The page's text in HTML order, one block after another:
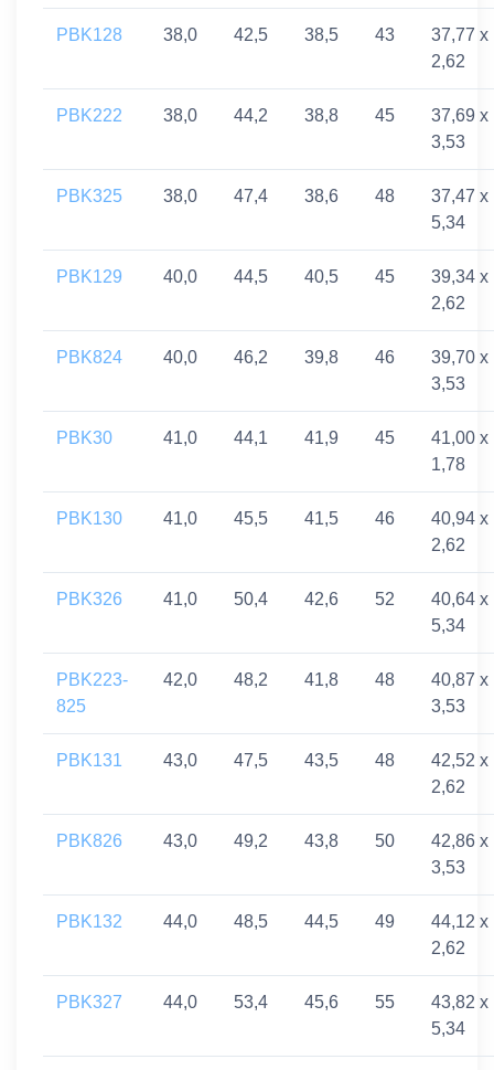
PBK128 38,0 42,5 38,5 43
37,77 x
2,62
PBK222 38,0 44,2 38,8 45
37,69 x
3,53
PBK325 38,0 47,4 38,6 48
37,47 x
5,34
PBK129 40,0 44,5 40,5 45
39,34 x
2,62
PBK824 40,0 46,2 39,8 46
39,70 x
3,53
PBK30 41,0 44,1 41,9 45
41,00 x
1,78
PBK130 41,0 45,5 41,5 46
40,94 x
2,62
PBK326 41,0 50,4 42,6 52
40,64 x
5,34
PBK223-
825
42,0 48,2 41,8 48
40,87 x
3,53
PBK131 43,0 47,5 43,5 48
42,52 x
2,62
PBK826 43,0 49,2 43,8 50
42,86 x
3,53
PBK132 44,0 48,5 44,5 49
44,12 x
2,62
PBK327 44,0 53,4 45,6 55
43,82 x
5,34